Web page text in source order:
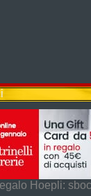
Hoepli: